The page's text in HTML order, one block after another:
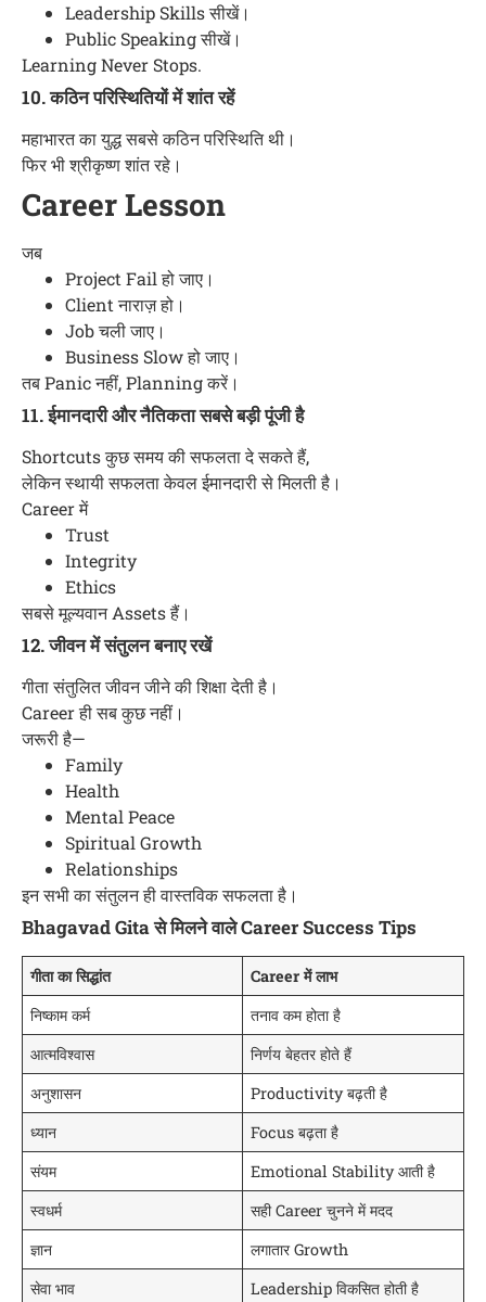
Leadership Skills सीखें।
Public Speaking सीखें।
Learning Never Stops.
10. कठिन परिस्थितियों में शांत रहें
महाभारत का युद्ध सबसे कठिन परिस्थिति थी।
फिर भी श्रीकृष्ण शांत रहे।
Career Lesson
जब
Project Fail हो जाए।
Client नाराज़ हो।
Job चली जाए।
Business Slow हो जाए।
तब Panic नहीं, Planning करें।
11. ईमानदारी और नैतिकता सबसे बड़ी पूंजी है
Shortcuts कुछ समय की सफलता दे सकते हैं,
लेकिन स्थायी सफलता केवल ईमानदारी से मिलती है।
Career में
Trust
Integrity
Ethics
सबसे मूल्यवान Assets हैं।
12. जीवन में संतुलन बनाए रखें
गीता संतुलित जीवन जीने की शिक्षा देती है।
Career ही सब कुछ नहीं।
जरूरी है—
Family
Health
Mental Peace
Spiritual Growth
Relationships
इन सभी का संतुलन ही वास्तविक सफलता है।
Bhagavad Gita से मिलने वाले Career Success Tips
गीता का सिद्धांत
Career में लाभ
निष्काम कर्म
तनाव कम होता है
आत्मविश्वास
निर्णय बेहतर होते हैं
अनुशासन
Productivity बढ़ती है
ध्यान
Focus बढ़ता है
संयम
Emotional Stability आती है
स्वधर्म
सही Career चुनने में मदद
ज्ञान
लगातार Growth
सेवा भाव
Leadership विकसित होती है